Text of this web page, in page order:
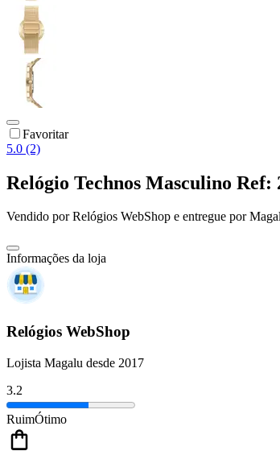
Favoritar
5.0 (2)
Relógio Technos Masculino
Vendido porRelógios WebShop e entregue por
Informações da loja
Relógios WebShop
Lojista Magalu desde 2017
3.2
RuimÓtimo